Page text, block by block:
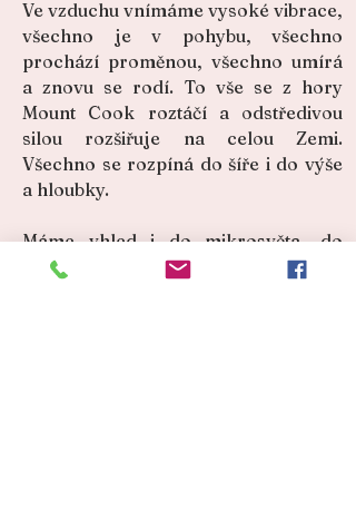
Ve vzduchu vnímáme vysoké vibrace,
všechno je v pohybu, všechno
prochází proměnou, všechno umírá
a znovu se rodí. To vše se z hory
Mount Cook roztáčí a odstředivou
silou rozšiřuje na celou Zemi.
Všechno se rozpíná do šíře i do výše
a hloubky.
Máme vhled i do mikrosvěta, do
každé buňky a zároveň vidíme celý